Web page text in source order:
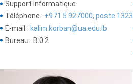
Support informatique
Téléphone : +971 5 927000, poste 1323
E-mail : kalim.korban@ua.edu.lb
Bureau : B.0.2